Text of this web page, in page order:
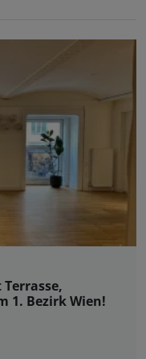
1. Bezirk Wien!